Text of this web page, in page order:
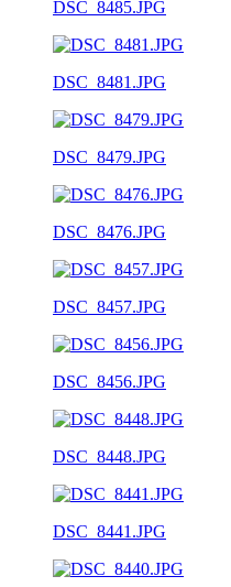
DSC_8485.JPG
DSC_8481.JPG
DSC_8479.JPG
DSC_8476.JPG
DSC_8457.JPG
DSC_8456.JPG
DSC_8448.JPG
DSC_8441.JPG